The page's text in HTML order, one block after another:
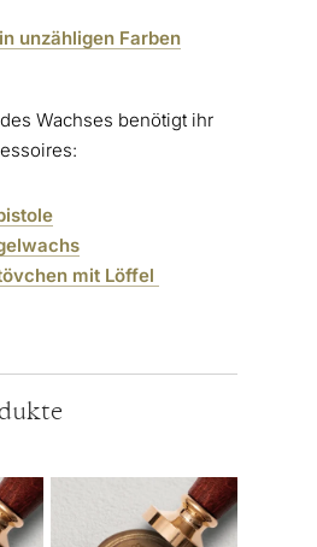
unzähligen Farben
Wachses benötigt ihr
mit Löffel